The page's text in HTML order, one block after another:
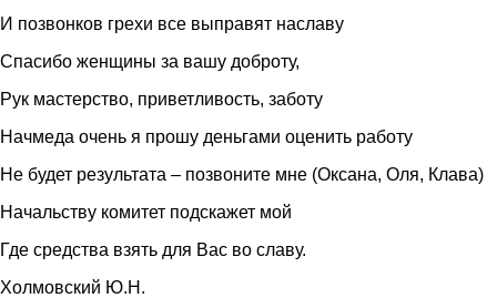
И позвонков грехи все выправят наславу
Спасибо женщины за вашу доброту,
Рук мастерство, приветливость, заботу
Начмеда очень я прошу деньгами оценить работу
Не будет результата – позвоните мне (Оксана, Оля, Клава)
Начальству комитет подскажет мой
Где средства взять для Вас во славу.
Холмовский Ю.Н.